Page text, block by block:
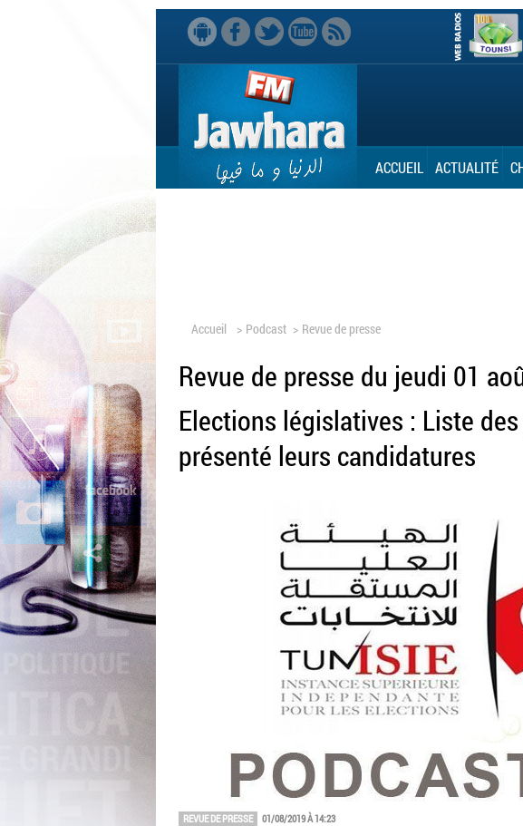
ACCUEIL ACTUALITÉ
Accueil > Podcast > Revue de presse
Revue de presse du jeudi 01
Elections législatives : Liste
présenté leurs candidatures
REVUE DE PRESSE 01/08/2019 À 14:23